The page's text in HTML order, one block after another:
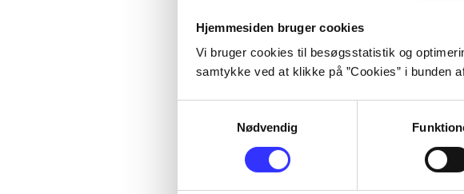
Hjemmesiden bruger cookies
Vi bruger cookies til besøgsstatistik og
samtykke ved at klikke på ”Cookies” i bunden
Nødvendig
...
...